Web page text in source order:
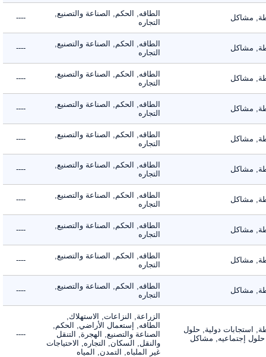
مشاكل
الطاقه, الحكم, الصناعة والتصنيع,
التجاره
----
مشاكل
الطاقه, الحكم, الصناعة والتصنيع,
التجاره
----
مشاكل
الطاقه, الحكم, الصناعة والتصنيع,
التجاره
----
مشاكل
الطاقه, الحكم, الصناعة والتصنيع,
التجاره
----
مشاكل
الطاقه, الحكم, الصناعة والتصنيع,
التجاره
----
مشاكل
الطاقه, الحكم, الصناعة والتصنيع,
التجاره
----
مشاكل
الطاقه, الحكم, الصناعة والتصنيع,
التجاره
----
مشاكل
الطاقه, الحكم, الصناعة والتصنيع,
التجاره
----
مشاكل
الطاقه, الحكم, الصناعة والتصنيع,
التجاره
----
مشاكل
الطاقه, الحكم, الصناعة والتصنيع,
التجاره
----
استجابات دولية, حلول
إجتماعيه, مشاكل
الزراعة, النزاعات, الاستهلاك,
الطاقه, إستعمال الأراضي, الحكم,
الصناعة والتصنيع, الهجرة, التنقل
والنقل, السكان, التجاره, الاحتياجات
غير الملباه, التمدن, المياه
----